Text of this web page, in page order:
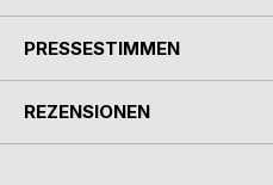
PRESSESTIMMEN
REZENSIONEN